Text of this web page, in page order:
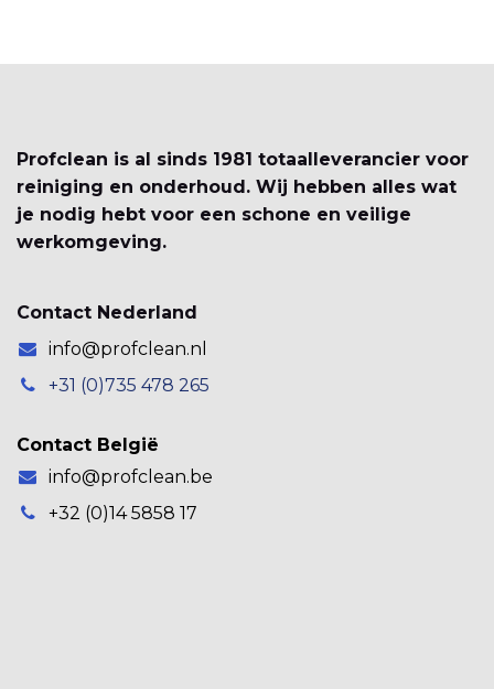
Profclean is al sinds 1981 totaalleverancier voor
reiniging en onderhoud. Wij hebben alles wat
je nodig hebt voor een schone en veilige
werkomgeving.
Contact Nederland
info@profclean.nl
+31 (0)735 478 265
Contact België
info@profclean.be
+32 (0)14 5858 17